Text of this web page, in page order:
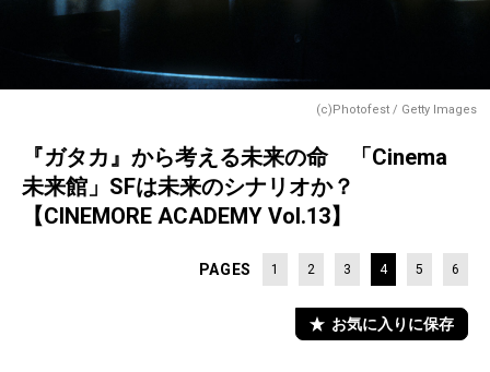
(c)Photofest / Getty Images
『ガタカ』から考える未来の命 「Cinema
未来館」SFは未来のシナリオか？
【CINEMORE ACADEMY Vol.13】
PAGES 1 2 3 4 5 6
お気に入りに保存